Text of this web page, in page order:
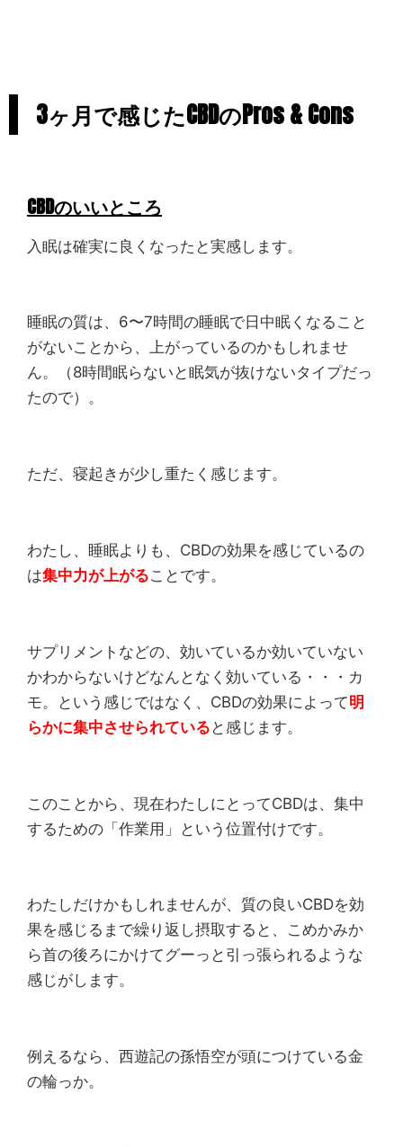
3ヶ月で感じたCBDのPros & Cons
CBDのいいところ
入眠は確実に良くなったと実感します。
睡眠の質は、6〜7時間の睡眠で日中眠くなること
がないことから、上がっているのかもしれませ
ん。（8時間眠らないと眠気が抜けないタイプだっ
たので）。
ただ、寝起きが少し重たく感じます。
わたし、睡眠よりも、CBDの効果を感じているの
は集中力が上がることです。
サプリメントなどの、効いているか効いていない
かわからないけどなんとなく効いている・・・カ
モ。という感じではなく、CBDの効果によって明
らかに集中させられている と感じます。
このことから、現在わたしにとってCBDは、集中
するための「作業用」という位置付けです。
わたしだけかもしれませんが、質の良いCBDを効
果を感じるまで繰り返し摂取すると、こめかみか
ら首の後ろにかけてグーっと引っ張られるような
感じがします。
例えるなら、西遊記の孫悟空が頭につけている金
の輪っか。